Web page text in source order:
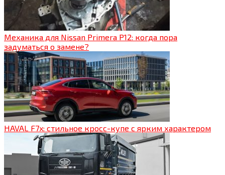
Механика для Nissan Primera P12: когда пора
задуматься о замене?
HAVAL F7x: стильное кросс-купе с ярким характером